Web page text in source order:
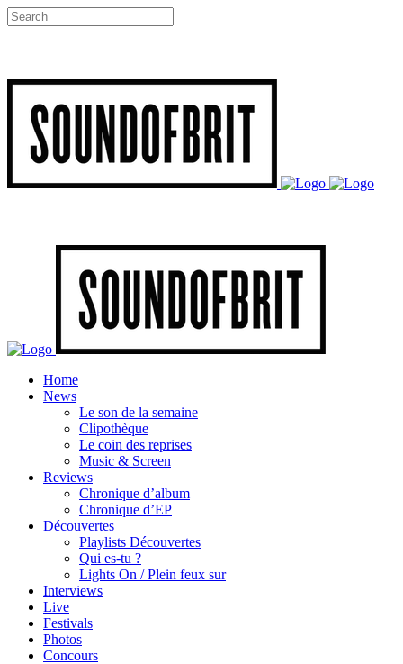
Home
News
Le son de la semaine
Clipothèque
Le coin des reprises
Music & Screen
Reviews
Chronique d’album
Chronique d’EP
Découvertes
Playlists Découvertes
Qui es-tu ?
Lights On / Plein feux sur
Interviews
Live
Festivals
Photos
Concours